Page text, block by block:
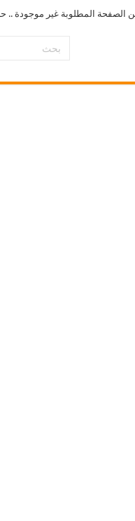
الصفحة المطلوبة غير موجودة